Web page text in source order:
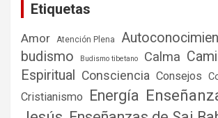
Etiquetas
Amor Atención Plena
budismo Budismo tibetano Calma
Espiritual
Consciencia Consejos
Cristianismo Energía